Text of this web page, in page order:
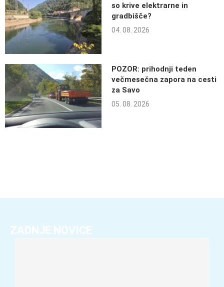
so krive elektrarne in
gradbišče?
04. 08. 2026
POZOR: prihodnji teden
večmesečna zapora na cesti
za Savo
05. 08. 2026
ZADNJE NOVICE